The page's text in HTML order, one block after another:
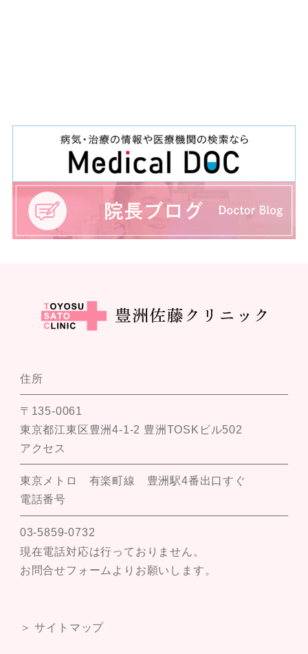
住所
〒135-0061
東京都江東区豊洲4-1-2 豊洲TOSKビル502
アクセス
東京メトロ 有楽町線 豊洲駅4番出口すぐ
電話番号
03-5859-0732
現在電話対応は行っておりません。
お問合せフォームよりお願いします。
＞ サイトマップ